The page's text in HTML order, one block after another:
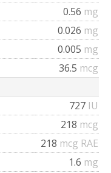
0.56 mg
0.026 mg
0.005 mg
36.5 mcg
727 IU
218 mcg
218 mcg RAE
1.6 mg